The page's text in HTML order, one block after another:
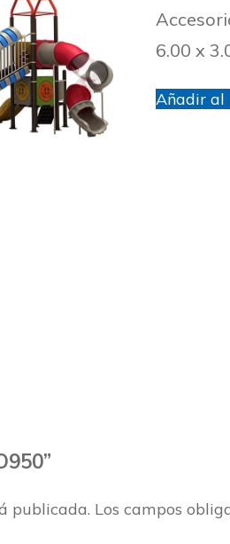
6.00 x
Añadir al
publicada. Los campos